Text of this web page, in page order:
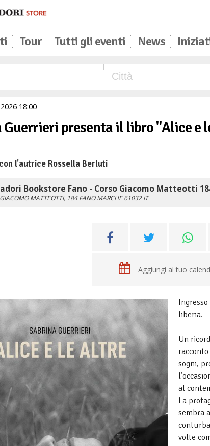
Tour Tutti gli eventi News
2026 1800
Guerrieri presenta il libro "Alice e
l'autrice Rossella Berluti
Bookstore Fano - Corso Giacomo Matteotti
MATTEOTTI, 184FANO MARCHE 61032 IT
Aggiungi al tuo
liberia.
Un
sogni,
al
La
sembra
volte